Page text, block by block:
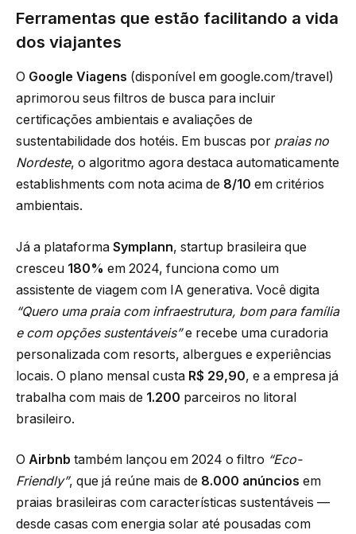
Ferramentas que estão facilitando a vida
dos viajantes
O Google Viagens (disponível em google.com/travel)
aprimorou seus filtros de busca para incluir
certificações ambientais e avaliações de
sustentabilidade dos hotéis. Em buscas por praias no
Nordeste, o algoritmo agora destaca automaticamente
establishments com nota acima de 8/10 em critérios
ambientais.
Já a plataforma Symplann, startup brasileira que
cresceu 180% em 2024, funciona como um
assistente de viagem com IA generativa. Você digita
“Quero uma praia com infraestrutura, bom para família
e com opções sustentáveis”e recebe uma curadoria
personalizada com resorts, albergues e experiências
locais. O plano mensal custa R$ 29,90, e a empresa já
trabalha com mais de 1.200 parceiros no litoral
brasileiro.
O Airbnb também lançou em 2024 o filtro “Eco-
Friendly”, que já reúne mais de 8.000 anúncios em
praias brasileiras com características sustentáveis —
desde casas com energia solar até pousadas com